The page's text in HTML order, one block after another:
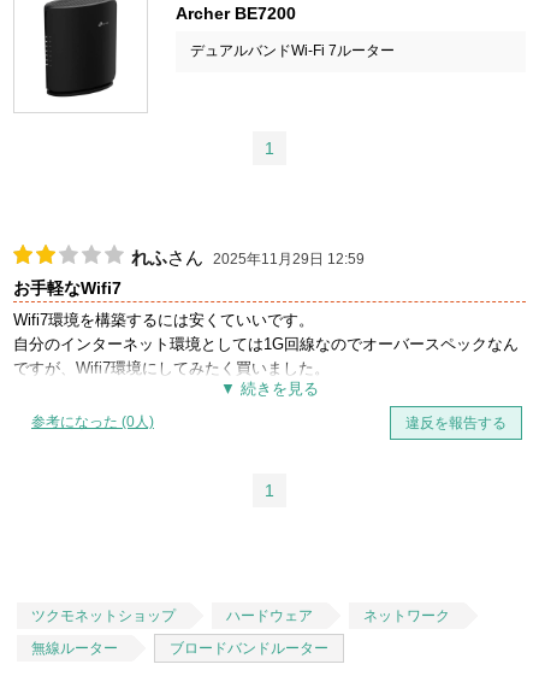
Archer BE7200
デュアルバンドWi-Fi 7ルーター
1
れふさん 2025年11月29日 12:59
お手軽なWifi7
Wifi7環境を構築するには安くていいです。
自分のインターネット環境としては1G回線なのでオーバースペックなん
ですが、Wifi7環境にしてみたく買いました。
自分のPCと有線接続した結果、ダウンロード速度は前のルーターとの差
じくらい出ていたのに対してこのルーターは常時10M以下という結果に
次は元々使っているルーターの上位機種に変えてみる予定です。
参考になった (0人) 違反を報告する
1
ツクモネットショップ ハードウェア
ネットワーク
無線ルーター
ブロードバンドルーター